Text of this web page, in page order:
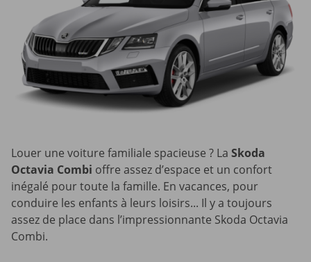
Louer une voiture familiale spacieuse ? La Skoda
Octavia Combi offre assez d’espace et un confort
inégalé pour toute la famille. En vacances, pour
conduire les enfants à leurs loisirs... Il y a toujours
assez de place dans l’impressionnante Skoda Octavia
Combi.